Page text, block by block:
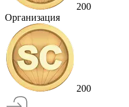
200
Организация
200